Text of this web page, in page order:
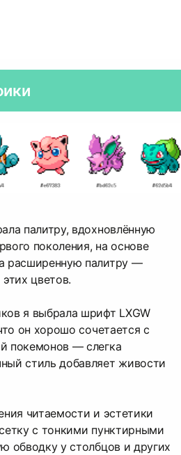
палитру, вдохновлённую
поколения, на основе
расширенную палитру —
цветов.
я выбрала шрифт LXGW
он хорошо сочетается с
покемонов — слегка
стиль добавляет живости
читаемости и эстетики
с тонкими пунктирными
обводку у столбцов и других